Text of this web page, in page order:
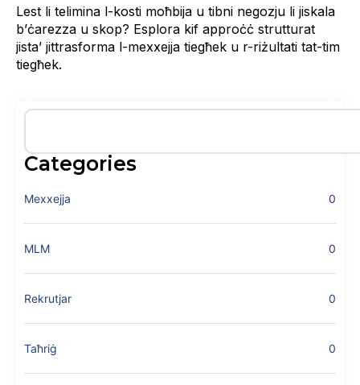
Categories
Mexxejja 0
MLM 0
Rekrutjar 0
Taħriġ 0
Lest li telimina l-kosti moħbija u tibni negozju li jiskala
b’ċarezza u skop? Esplora kif approċċ strutturat
jista’ jittrasforma l-mexxejja tiegħek u r-riżultati tat-tim
tiegħek.